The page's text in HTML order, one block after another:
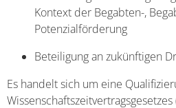
Kontext der Begabten-,
Potenzialförderung
Beteiligung an zukünftigen
Es handelt sich um eine